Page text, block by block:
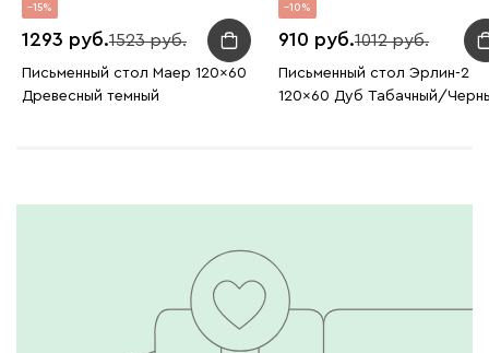
15
1293 1523
Письменный стол Маер 120x60
Древесный темный
10
910 1012
Письменный стол Эрлин-2
120x60 Дуб Табачный/